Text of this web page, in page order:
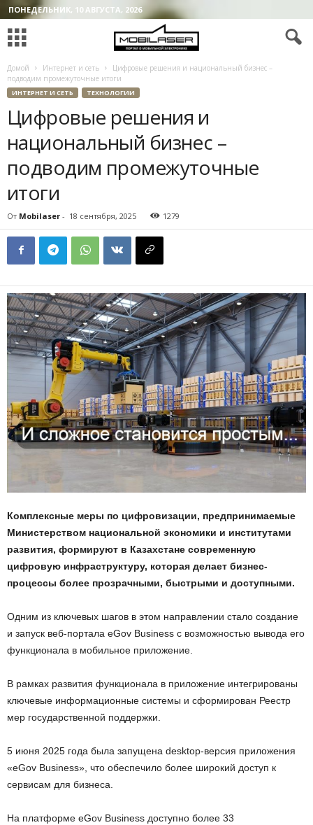
ПОНЕДЕЛЬНИК, 10 АВГУСТА, 2026
Домой Интернет и сеть
Цифровые решения и национальный бизнес –
подводим промежуточные итоги
ИНТЕРНЕТ И СЕТЬ ТЕХНОЛОГИИ
Цифровые решения и
национальный бизнес –
подводим промежуточные
итоги
От Mobilaser - 18 сентября, 2025 1279
Комплексные меры по цифровизации, предпринимаемые
Министерством национальной экономики и институтами
развития, формируют в Казахстане современную
цифровую инфраструктуру, которая делает бизнес-
процессы более прозрачными, быстрыми и доступными.
Одним из ключевых шагов в этом направлении стало создание
и запуск веб-портала eGov Business с возможностью вывода его
функционала в мобильное приложение.
В рамках развития функционала в приложение интегрированы
ключевые информационные системы и сформирован Реестр
мер государственной поддержки.
5 июня 2025 года была запущена desktop-версия приложения
«eGov Business», что обеспечило более широкий доступ к
сервисам для бизнеса.
На платформе eGov Business доступно более 33